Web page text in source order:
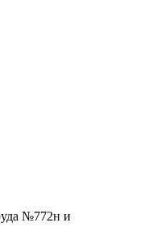
№772н и